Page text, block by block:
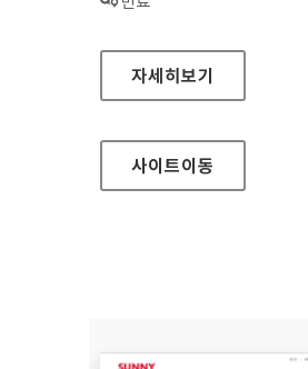
현대HDS 대표 홈페이지
자세히보기
사이트이동